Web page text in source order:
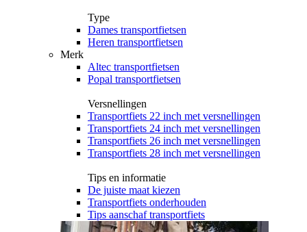
Type
Dames transportfietsen
Heren transportfietsen
Merk
Altec transportfietsen
Popal transportfietsen
Versnellingen
Transportfiets 22 inch met versnellingen
Transportfiets 24 inch met versnellingen
Transportfiets 26 inch met versnellingen
Transportfiets 28 inch met versnellingen
Tips en informatie
De juiste maat kiezen
Transportfiets onderhouden
Tips aanschaf transportfiets